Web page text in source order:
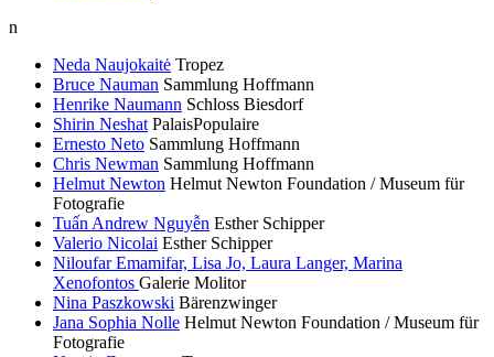
n
Neda Naujokaitė Tropez
Bruce Nauman Sammlung Hoffmann
Henrike Naumann Schloss Biesdorf
Shirin Neshat PalaisPopulaire
Ernesto Neto Sammlung Hoffmann
Chris Newman Sammlung Hoffmann
Helmut Newton Helmut Newton Foundation / Museum für
Fotografie
Tuấn Andrew Nguyễn Esther Schipper
Valerio Nicolai Esther Schipper
Niloufar Emamifar, Lisa Jo, Laura Langer, Marina
Xenofontos Galerie Molitor
Nina Paszkowski Bärenzwinger
Jana Sophia Nolle Helmut Newton Foundation / Museum für
Fotografie